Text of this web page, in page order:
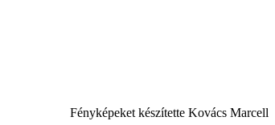
Fényképeket készítette Kovács Marcell